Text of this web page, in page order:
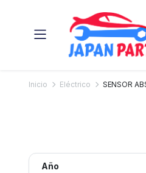
Inicio Eléctrico SENSOR
Año